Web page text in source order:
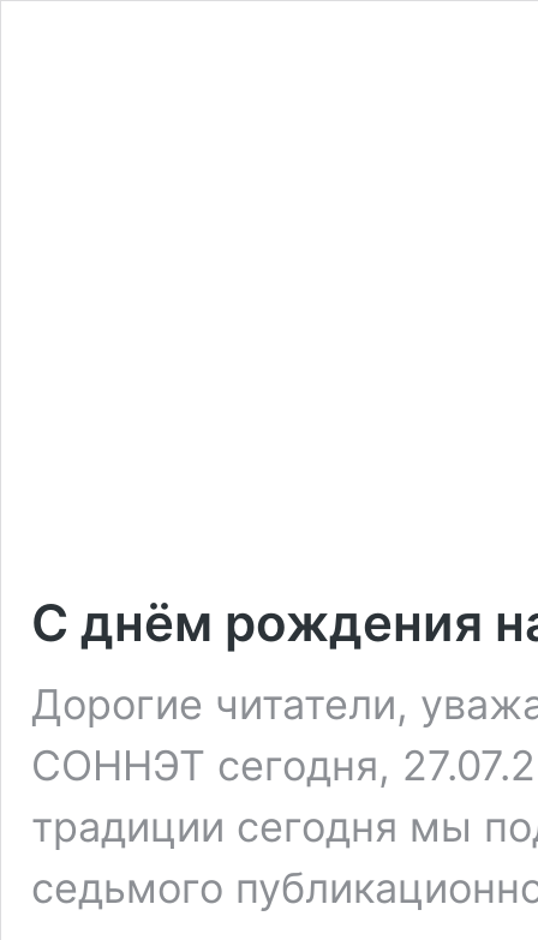
С днём рождения
Дорогие читатели,
СОННЭТ сегодня,
традиции сегодня мы
седьмого